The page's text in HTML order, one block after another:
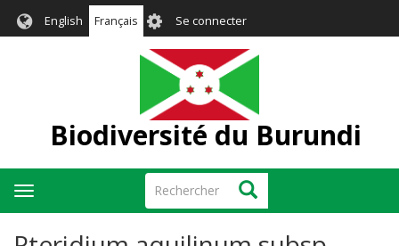
English Français User
account
menu
Se connecter
Biodiversité du Burundi
Rechercher Rechercher
Toggle
navigation